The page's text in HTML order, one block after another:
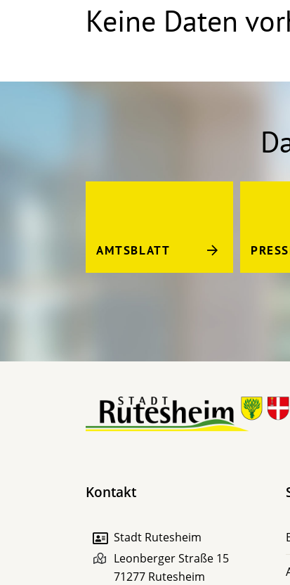
Keine Daten
AMTSBLATT
Kontakt
Stadt Rutesheim
Leonberger Straße 15
71277 Rutesheim